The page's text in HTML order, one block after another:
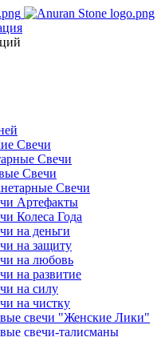
Свечи
Свечи
Свечи
Свечи
Артефакты
Колеса Года
на деньги
на защиту
на любовь
на развитие
на силу
на чистку
свечи "Женские Лики"
свечи-талисманы